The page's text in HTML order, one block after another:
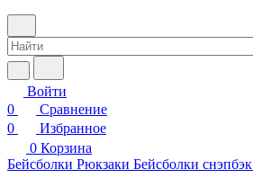
Войти
0
Сравнение
0
Избранное
0 Корзина
Бейсболки Рюкзаки Бейсболки снэпбэк